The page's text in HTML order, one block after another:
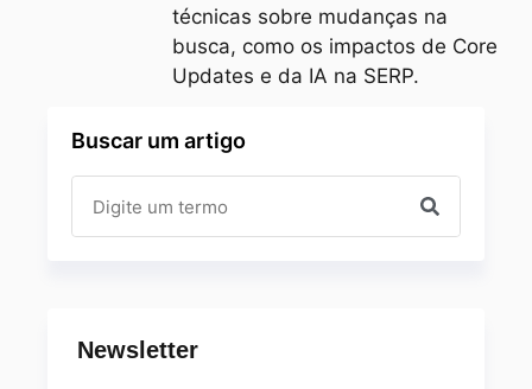
técnicas sobre mudanças na
busca, como os impactos de Core
Updates e da IA na SERP.
Buscar um artigo
Newsletter